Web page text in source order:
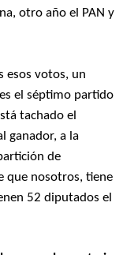
otro año el PAN y
esos votos, un
el séptimo partido
tachado el
ganador, a la
de
que nosotros, tiene
52 diputados el